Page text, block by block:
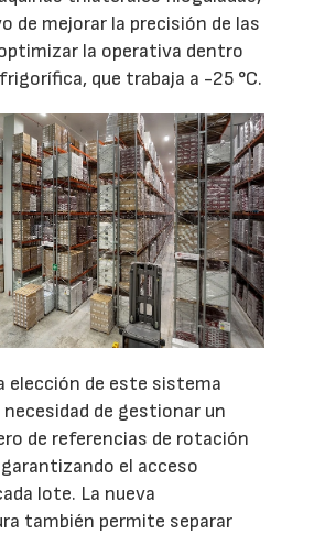
de mejorar la precisión de las
la operativa dentro
que trabaja a -25 °C.
elección de este sistema
necesidad de gestionar un
de referencias de rotación
el acceso
lote. La nueva
también permite separar